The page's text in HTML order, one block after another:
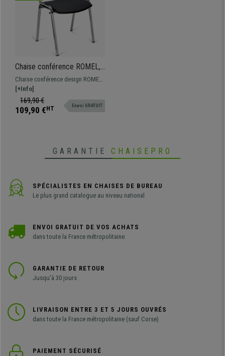
Chaise conférence ROMEL,
Rembourrage Commode,
Empilable, Piétement
Chromé, en Tissu, Gris
Chaise conférence design ROMEL
pratique et fonctionnelle.
Confortable, résistante et avec un
design moderne sublime.
[+Info]
169,90 €
109,90 € HT Envoi GRATUIT
GARANTIE CHAISEPRO
SPÉCIALISTES EN CHAISES DE BUREAU
Le plus grand catalogue au niveau national
ENVOI GRATUIT DE VOS ACHATS
dans toute la France métropolitaine
GARANTIE DE RETOUR
Jusqu'à 30 jours
LIVRAISON ENTRE 3 ET 5 JOURS OUVRÉS
dans toute la France métropolitaine (sauf Corse)
PAIEMENT SÉCURISÉ